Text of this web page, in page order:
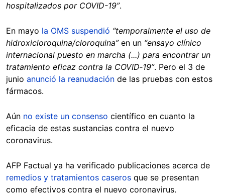
hospitalizados por COVID-19”.
En mayo la OMS suspendió “temporalmente el uso de
hidroxicloroquina/cloroquina”en un “ensayo clínico
internacional puesto en marcha (...) para encontrar un
tratamiento eficaz contra la COVID‑19”. Pero el 3 de
junio anunció la reanudación de las pruebas con estos
fármacos.
Aún no existe un consenso científico en cuanto la
eficacia de estas sustancias contra el nuevo
coronavirus.
AFP Factual ya ha verificado publicaciones acerca de
remedios y tratamientos caseros que se presentan
como efectivos contra el nuevo coronavirus.